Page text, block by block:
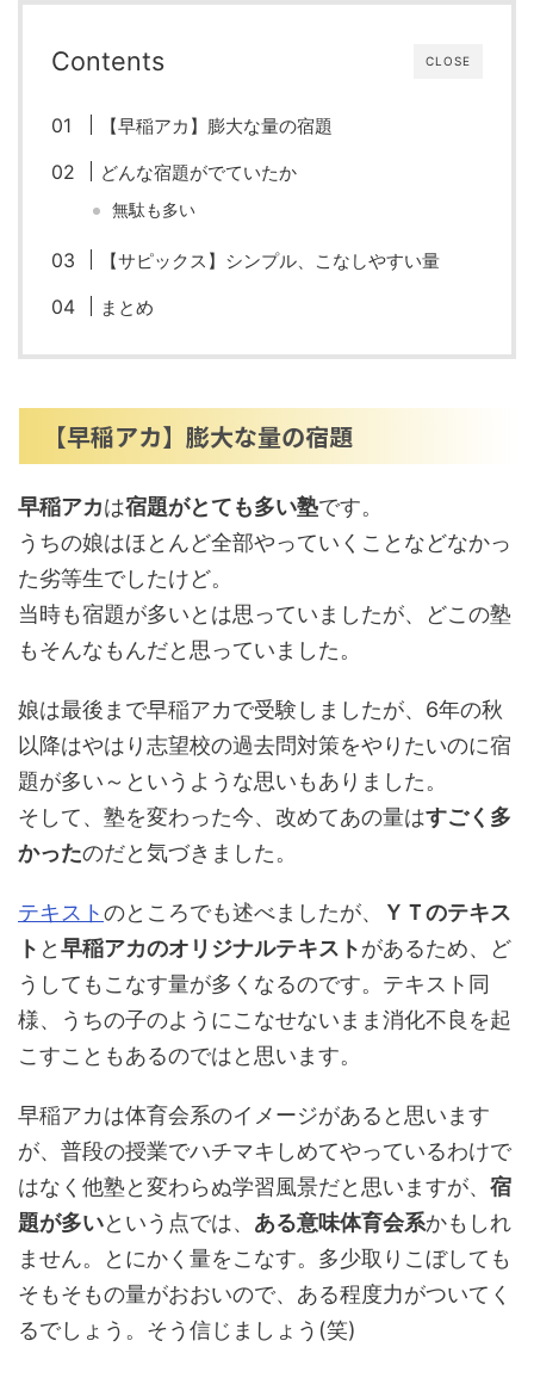
CLOSE
Contents
【早稲アカ】膨大な量の宿題
どんな宿題がでていたか
無駄も多い
【サピックス】シンプル、こなしやすい量
まとめ
【早稲アカ】膨大な量の宿題
早稲アカは宿題がとても多い塾です。
うちの娘はほとんど全部やっていくことなどなかっ
た劣等生でしたけど。
当時も宿題が多いとは思っていましたが、どこの塾
もそんなもんだと思っていました。
娘は最後まで早稲アカで受験しましたが、6年の秋
以降はやはり志望校の過去問対策をやりたいのに宿
題が多い～というような思いもありました。
そして、塾を変わった今、改めてあの量はすごく多
かったのだと気づきました。
テキストのところでも述べましたが、
ＹＴのテキス
ト と早稲アカのオリジナルテキストがあるため、ど
うしてもこなす量が多くなるのです。テキスト同
様、うちの子のようにこなせないまま消化不良を起
こすこともあるのではと思います。
早稲アカは体育会系のイメージがあると思います
が、普段の授業でハチマキしめてやっているわけで
はなく他塾と変わらぬ学習風景だと思いますが、 宿
題が多いという点では、 ある意味体育会系かもしれ
ません。とにかく量をこなす。多少取りこぼしても
そもそもの量がおおいので、ある程度力がついてく
るでしょう。そう信じましょう(笑)